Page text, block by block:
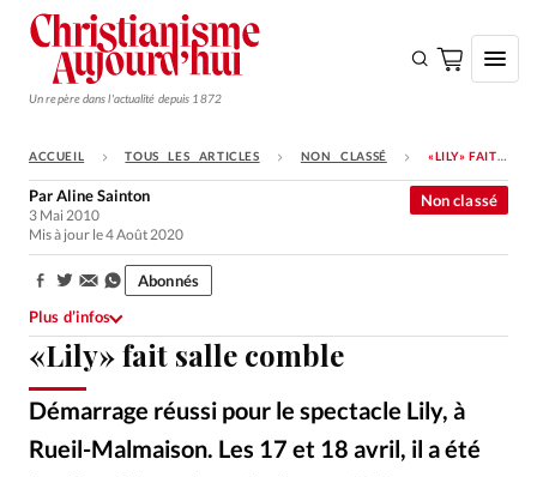
Un repère dans l'actualité depuis 1872
S'ABONNER
Monde
Opinions
Tous les articles
Faire un don
Emploi
ACCUEIL TOUS LES ARTICLES NON CLASSÉ «LILY» FAIT SALLE COMBLE
«Lily» fait salle comble
Démarrage réussi pour le spectacle Lily, à
Rueil-Malmaison. Les 17 et 18 avril, il a été
Non classé
ParAline Sainton
3 Mai 2010
Mis à jour le 4 Août 2020
Partager:
Abonnés
Plus d’infos